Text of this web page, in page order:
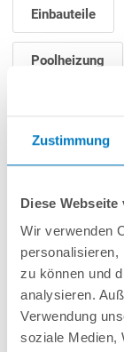
Zustimmung
Diese
Wir verwenden
personalisieren,
zu können und
analysieren.
Verwendung
soziale Medien,
Einbauteile
Poolheizung
Saunazubehör